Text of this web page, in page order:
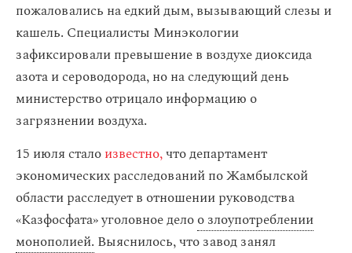
пожаловались на едкий дым, вызывающий слезы и
кашель. Специалисты Минэкологии
зафиксировали превышение в воздухе диоксида
азота и сероводорода, но на следующий день
министерство отрицало информацию о
загрязнении воздуха.
15 июля сталоизвестно,что департамент
экономических расследований по Жамбылской
области расследует в отношении руководства
«Казфосфата» уголовное делоо злоупотреблении
монополией. Выяснилось, что завод занял